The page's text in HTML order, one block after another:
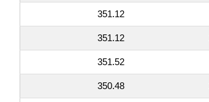
351.12
351.12
351.52
350.48